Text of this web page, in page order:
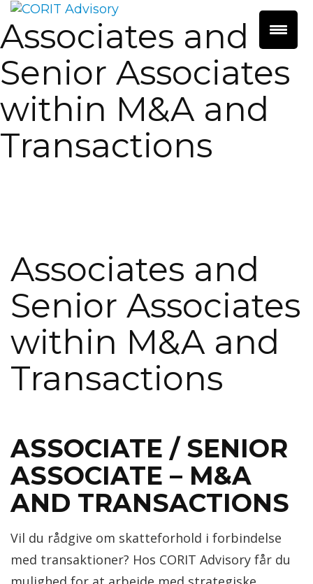
Associates and
Senior Associates
within M&A and
Transactions
Associates and
Senior Associates
within M&A and
Transactions
ASSOCIATE / SENIOR
ASSOCIATE – M&A
AND TRANSACTIONS
Vil du rådgive om skatteforhold i forbindelse
med transaktioner? Hos CORIT Advisory får du